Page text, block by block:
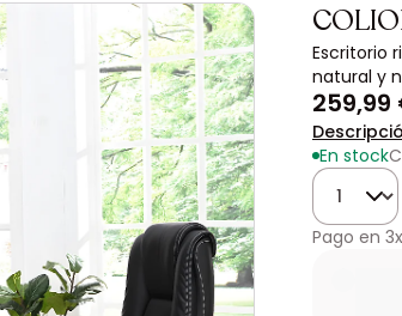
Escritorio
natural y
259,99
En stock
Cantidad
Pago en 3x